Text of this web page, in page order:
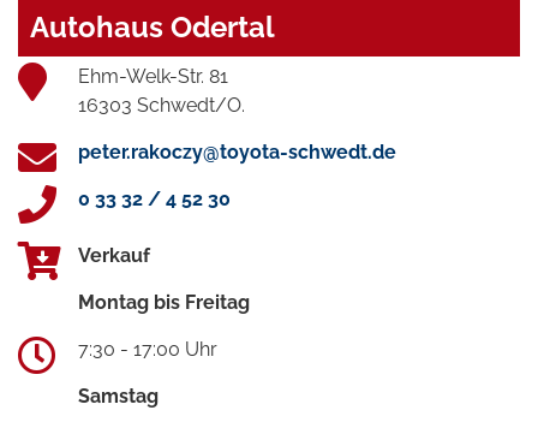
Autohaus Odertal
Ehm-Welk-Str. 81
16303 Schwedt/O.
peter.rakoczy@toyota-schwedt.de
0 33 32 / 4 52 30
Verkauf
Montag bis Freitag
7:30 - 17:00 Uhr
Samstag